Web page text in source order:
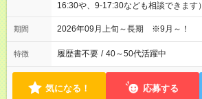
16:30や、9-17:30なども相談できます）
期間 2026年09月上旬～長期 ※9月～！
特徴 履歴書不要 / 40～50代活躍中
気になる！ 応募する